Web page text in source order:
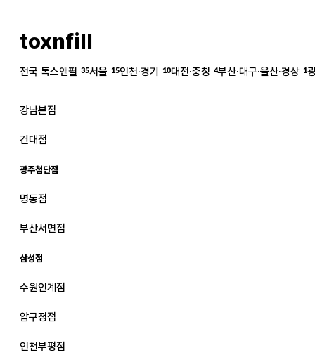
강남본점
관악서울대입구점
남자
toxnfill
전국 톡스앤필 35서울 15인천·경기 10대전·충청 4부산·대구·울산·경상 1
강남본점
건대점
광주첨단점
명동점
부산서면점
삼성점
수원인계점
압구정점
인천부평점